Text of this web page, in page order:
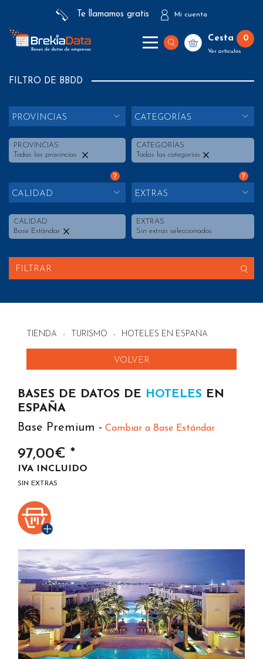
Te llamamos gratis Mi cuenta
Cesta 0
Ver artículos
FILTRO DE BBDD
PROVINCIAS
PROVINCIAS
Todas las provincias
CATEGORÍAS
CATEGORÍAS
Todas las categorías
?
CALIDAD
CALIDAD
Base Estándar
?
EXTRAS
EXTRAS
Sin extras seleccionados
FILTRAR
TIENDA - TURISMO - HOTELES EN ESPAÑA
VOLVER
BASES DE DATOS DE HOTELES EN
ESPAÑA
Base Premium - Cambiar a Base Estándar
97,00€ *
IVA INCLUIDO
SIN EXTRAS